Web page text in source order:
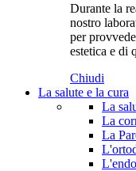
Durante la
nostro
per
estetica e di
Chiudi
La salute e la cura
La
La
La